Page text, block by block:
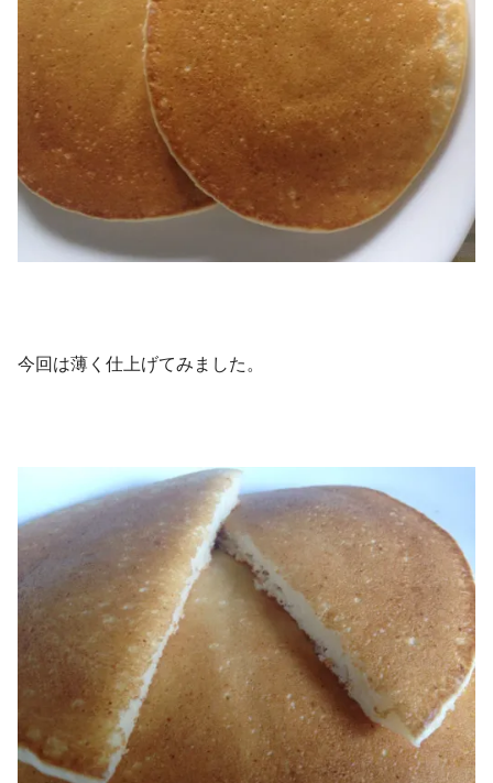
今回は薄く仕上げてみました。